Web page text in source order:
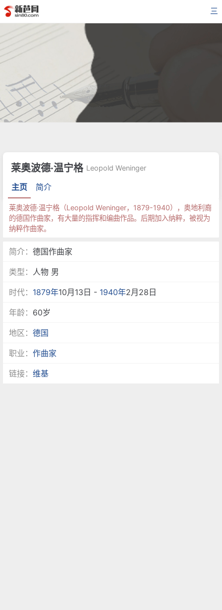
三
莱奥波德·温宁格 Leopold Weninger
主页 简介
莱奥波德·温宁格（Leopold Weninger，1879-1940），奥地利裔
的德国作曲家，有大量的指挥和编曲作品。后期加入纳粹，被视为
纳粹作曲家。
简介：德国作曲家
类型： 人物 男
时代： 1879年10月13日 - 1940年2月28日
年龄： 60岁
地区：德国
职业：作曲家
链接：维基